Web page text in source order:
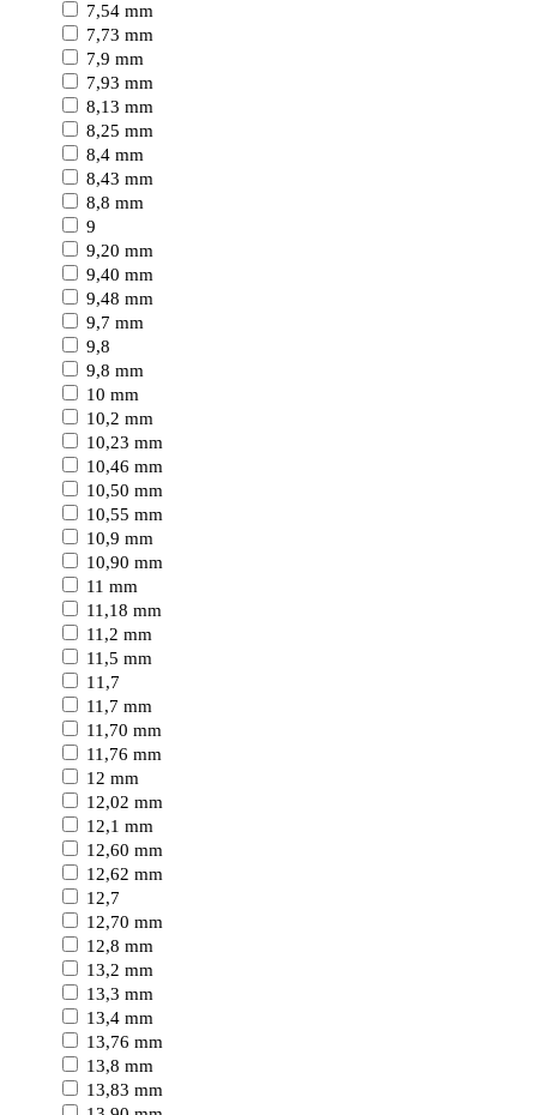
7,54 mm
7,73 mm
7,9 mm
7,93 mm
8,13 mm
8,25 mm
8,4 mm
8,43 mm
8,8 mm
9
9,20 mm
9,40 mm
9,48 mm
9,7 mm
9,8
9,8 mm
10 mm
10,2 mm
10,23 mm
10,46 mm
10,50 mm
10,55 mm
10,9 mm
10,90 mm
11 mm
11,18 mm
11,2 mm
11,5 mm
11,7
11,7 mm
11,70 mm
11,76 mm
12 mm
12,02 mm
12,1 mm
12,60 mm
12,62 mm
12,7
12,70 mm
12,8 mm
13,2 mm
13,3 mm
13,4 mm
13,76 mm
13,8 mm
13,83 mm